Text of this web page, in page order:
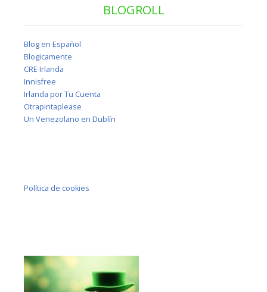
BLOGROLL
Blog en Español
Blogicamente
CRE Irlanda
Innisfree
Irlanda por Tu Cuenta
Otrapintaplease
Un Venezolano en Dublín
Política de cookies